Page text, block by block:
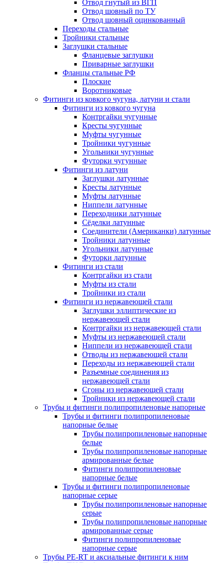
Отвод гнутый из ВГП
Отвод шовный по ТУ
Отвод шовный оцинкованный
Переходы стальные
Тройники стальные
Заглушки стальные
Фланцевые заглушки
Приварные заглушки
Фланцы стальные РФ
Плоские
Воротниковые
Фитинги из ковкого чугуна, латуни и стали
Фитинги из ковкого чугуна
Контргайки чугунные
Кресты чугунные
Муфты чугунные
Тройники чугунные
Угольники чугунные
Футорки чугунные
Фитинги из латуни
Заглушки латунные
Кресты латунные
Муфты латунные
Ниппели латунные
Переходники латунные
Сёделки латунные
Соединители (Американки) латунные
Тройники латунные
Угольники латунные
Футорки латунные
Фитинги из стали
Контргайки из стали
Муфты из стали
Тройники из стали
Фитинги из нержавеющей стали
Заглушки эллиптические из
нержавеющей стали
Контргайки из нержавеющей стали
Муфты из нержавеющей стали
Ниппели из нержавеющей стали
Отводы из нержавеющей стали
Переходы из нержавеющей стали
Разъемные соединения из
нержавеющей стали
Сгоны из нержавеющей стали
Тройники из нержавеющей стали
Трубы и фитинги полипропиленовые напорные
Трубы и фитинги полипропиленовые
напорные белые
Трубы полипропиленовые напорные
белые
Трубы полипропиленовые напорные
армированные белые
Фитинги полипропиленовые
напорные белые
Трубы и фитинги полипропиленовые
напорные серые
Трубы полипропиленовые напорные
серые
Трубы полипропиленовые напорные
армированные серые
Фитинги полипропиленовые
напорные серые
Трубы PE-RT и аксиальные фитинги к ним